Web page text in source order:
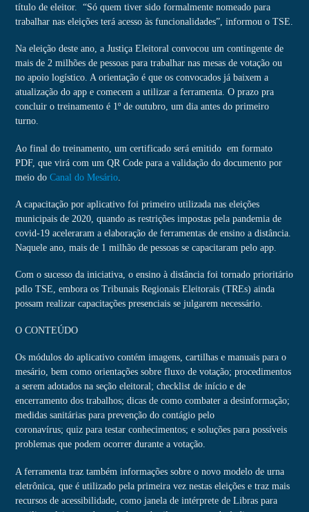
título de eleitor. “Só quem tiver sido formalmente nomeado para
trabalhar nas eleições terá acesso às funcionalidades”, informou o TSE.
Na eleição deste ano, a Justiça Eleitoral convocou um contingente de
mais de 2 milhões de pessoas para trabalhar nas mesas de votação ou
no apoio logístico. A orientação é que os convocados já baixem a
atualização do app e comecem a utilizar a ferramenta. O prazo pra
concluir o treinamento é 1º de outubro, um dia antes do primeiro
turno.
Ao final do treinamento, um certificado será emitido em formato
PDF, que virá com um QR Code para a validação do documento por
meio do Canal do Mesário.
A capacitação por aplicativo foi primeiro utilizada nas eleições
municipais de 2020, quando as restrições impostas pela pandemia de
covid-19 aceleraram a elaboração de ferramentas de ensino a distância.
Naquele ano, mais de 1 milhão de pessoas se capacitaram pelo app.
Com o sucesso da iniciativa, o ensino à distância foi tornado prioritário
pdlo TSE, embora os Tribunais Regionais Eleitorais (TREs) ainda
possam realizar capacitações presenciais se julgarem necessário.
O CONTEÚDO
Os módulos do aplicativo contém imagens, cartilhas e manuais para o
mesário, bem como orientações sobre fluxo de votação; procedimentos
a serem adotados na seção eleitoral; checklist de início e de
encerramento dos trabalhos; dicas de como combater a desinformação;
medidas sanitárias para prevenção do contágio pelo
coronavírus; quiz para testar conhecimentos; e soluções para possíveis
problemas que podem ocorrer durante a votação.
A ferramenta traz também informações sobre o novo modelo de urna
eletrônica, que é utilizado pela primeira vez nestas eleições e traz mais
recursos de acessibilidade, como janela de intérprete de Libras para